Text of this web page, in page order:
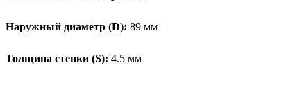
Наружный диаметр (D): 89 мм
Толщина стенки (S): 4.5 мм